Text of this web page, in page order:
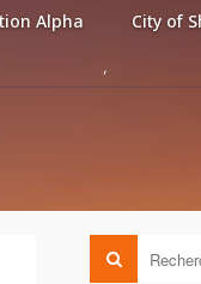
Alpha
City of